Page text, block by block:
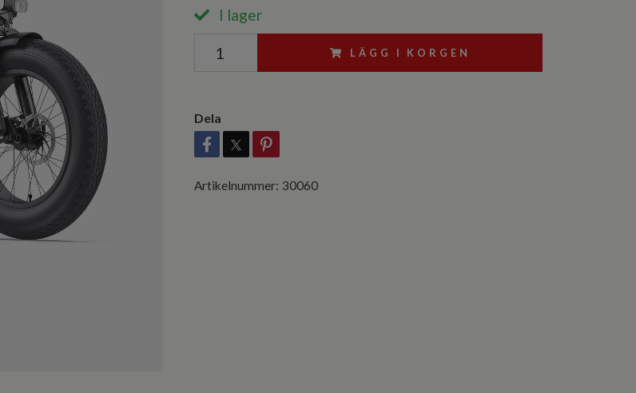
I lager
LÄGG I KORGEN
Dela
Artikelnummer: 30060